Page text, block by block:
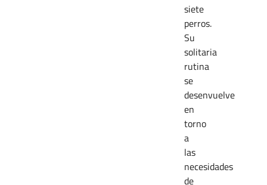
siete
perros.
Su
solitaria
rutina
se
desenvuelve
en
torno
a
las
necesidades
de